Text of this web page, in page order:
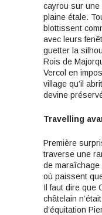
cayrou sur une
plaine étale.
blottissent
avec leurs
guetter la
Rois de
Vercol en
village qu’il
devine
Travelling
Première
traverse une
de
où paissent
Il faut dire que
châtelain
d’équitation